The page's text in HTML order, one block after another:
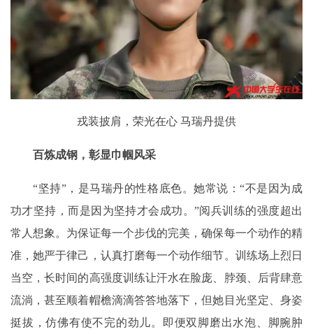
戎装披肩，荣光在心 马瑞丹提供
百炼成钢，彰显巾帼风采
“坚持”，是马瑞丹的性格底色。她常说：“不是因为成
功才坚持，而是因为坚持才会成功。”阅兵训练的强度超出
常人想象。为保证每一个步伐的完美，确保每一个动作的精
准，她严于律己，认真打磨每一个动作细节。训练场上烈日
当空，长时间的高强度训练让汗水在脸庞、脖颈、后背肆意
流淌，甚至顺着帽檐滴滴答答地落下，但她目光坚定、身姿
挺拔，仿佛有使不完的劲儿。即便双脚磨出水泡、脚腕肿